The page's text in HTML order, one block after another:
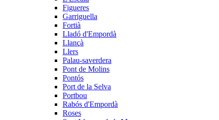
Figueres
Garriguella
Fortià
Lladó d'Empordà
Llançà
Llers
Palau-saverdera
Pont de Molins
Pontós
Port de la Selva
Portbou
Rabós d'Empordà
Roses